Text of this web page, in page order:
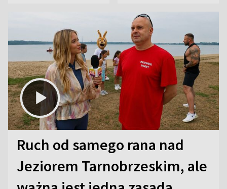
Ruch od samego rana nad
Jeziorem Tarnobrzeskim, ale